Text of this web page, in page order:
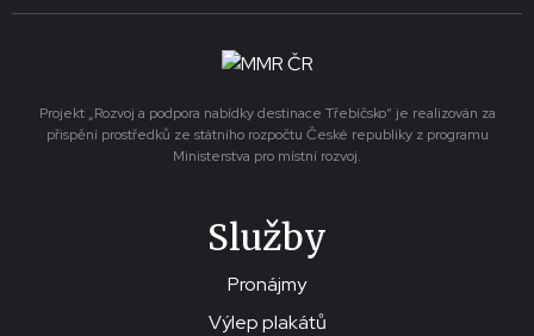
Projekt „Rozvoj a podpora nabídky destinace Třebíčsko“ je realizován za
přispění prostředků ze státního rozpočtu České republiky z programu
Ministerstva pro místní rozvoj.
Služby
Pronájmy
Výlep plakátů